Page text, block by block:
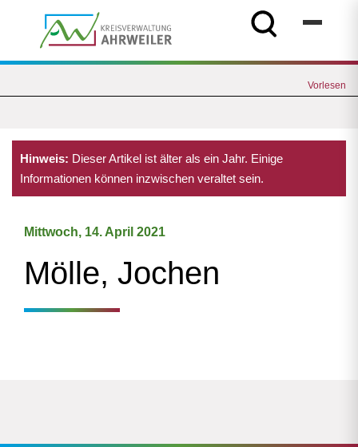
Vorlesen
Hinweis: Dieser Artikel ist älter als ein Jahr. Einige
Informationen können inzwischen veraltet sein.
Mittwoch, 14. April 2021
Mölle, Jochen